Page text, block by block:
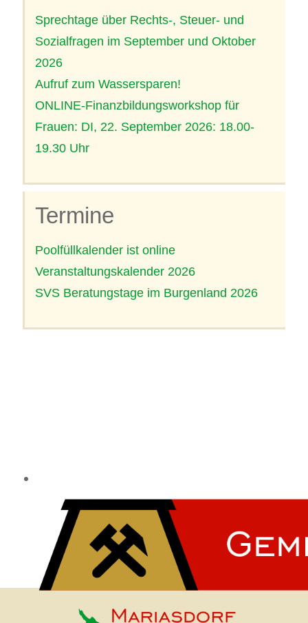
Sprechtage über Rechts-, Steuer- und
Sozialfragen im September und Oktober
2026
Aufruf zum Wassersparen!
ONLINE-Finanzbildungsworkshop für
Frauen: DI, 22. September 2026: 18.00-
19.30 Uhr
Termine
Poolfüllkalender ist online
Veranstaltungskalender 2026
SVS Beratungstage im Burgenland 2026